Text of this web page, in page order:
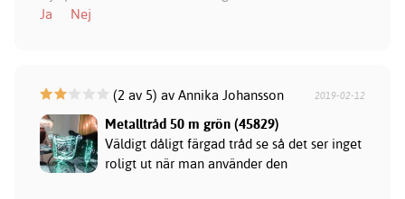
Ja
Nej
(2 av 5) av Annika Johansson 2019-02-12
Metalltråd 50 m grön (45829)
Väldigt dåligt färgad tråd se så det ser inget
roligt ut när man använder den